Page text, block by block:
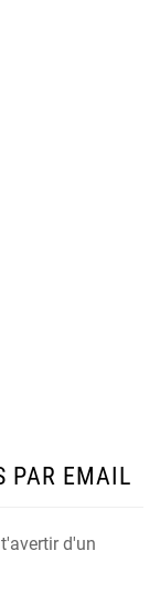
PAR EMAIL
d'un